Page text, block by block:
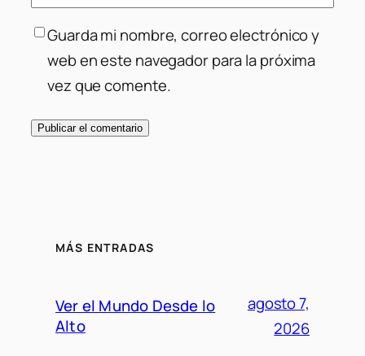
Guarda mi nombre, correo electrónico y
web en este navegador para la próxima
vez que comente.
MÁS ENTRADAS
Ver el Mundo Desde lo
Alto
agosto 7,
2026